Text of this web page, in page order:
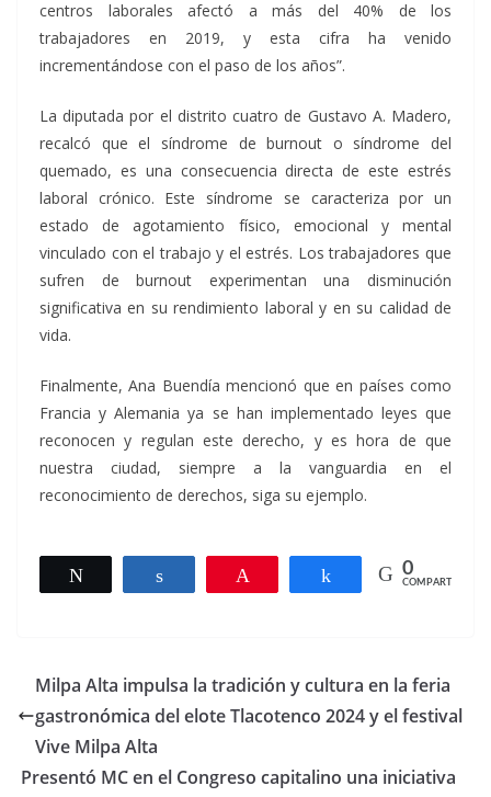
centros laborales afectó a más del 40% de los
trabajadores en 2019, y esta cifra ha venido
incrementándose con el paso de los años”.
La diputada por el distrito cuatro de Gustavo A. Madero,
recalcó que el síndrome de burnout o síndrome del
quemado, es una consecuencia directa de este estrés
laboral crónico. Este síndrome se caracteriza por un
estado de agotamiento físico, emocional y mental
vinculado con el trabajo y el estrés. Los trabajadores que
sufren de burnout experimentan una disminución
significativa en su rendimiento laboral y en su calidad de
vida.
Finalmente, Ana Buendía mencionó que en países como
Francia y Alemania ya se han implementado leyes que
reconocen y regulan este derecho, y es hora de que
nuestra ciudad, siempre a la vanguardia en el
reconocimiento de derechos, siga su ejemplo.
Compartir Compartir
0
COMPARTIR
Milpa Alta impulsa la tradición y cultura en la feria
gastronómica del elote Tlacotenco 2024 y el festival
Vive Milpa Alta
Presentó MC en el Congreso capitalino una iniciativa